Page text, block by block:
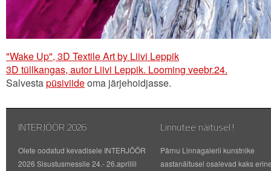
"Wake Up", 3D Textile Art by Liivi Leppik
3D tüllkangas, autor Liivi Leppik. Looming veebr.24.
Salvestapüsiviideoma järjehoidjasse.
INTERJÖÖR 2026
Olete oodatud kevadisele INTERJÖÖR
2026 Sisustusmessile 24.- 26.aprillil
Linnutee näitusel!
Pärnu Linnagalerii kunstnike
aastanäitusel osalevad kaks